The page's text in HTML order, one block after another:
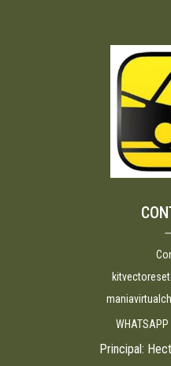
Principal: